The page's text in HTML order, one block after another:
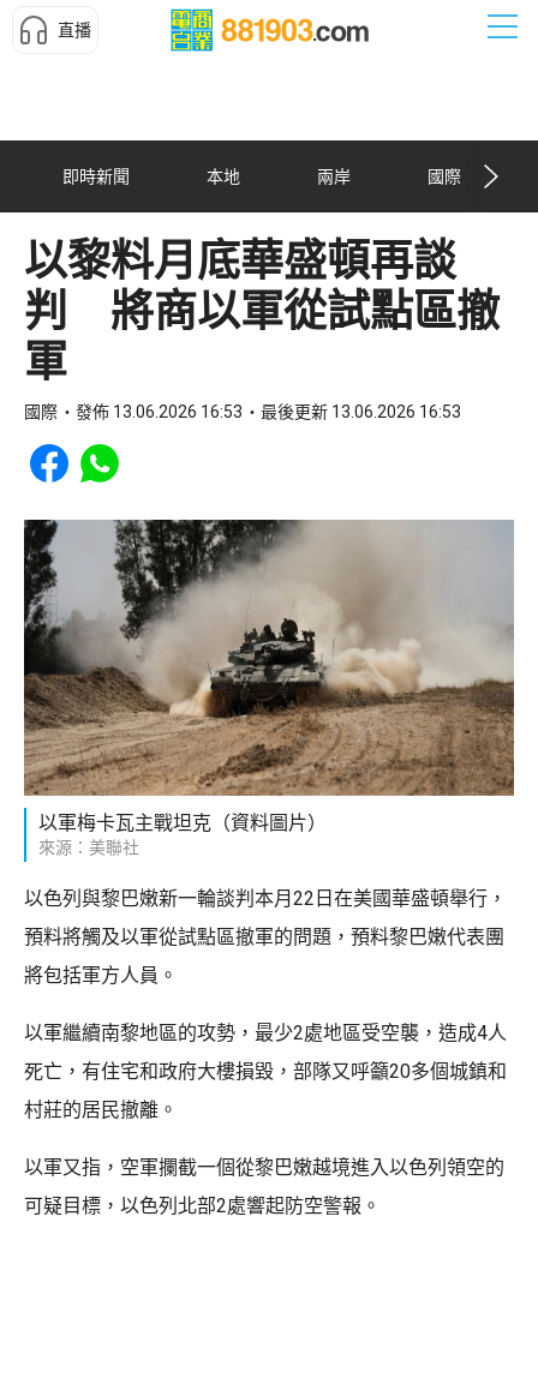
直播
即時新聞 本地 兩岸 國際
以黎料月底華盛頓再談
判 將商以軍從試點區撤
軍
國際 發佈 13.06.2026 16:53 最後更新 13.06.2026 16:53
Share to Facebook
Share to WhatsApp
以軍梅卡瓦主戰坦克（資料圖片）
來源：美聯社
以色列與黎巴嫩新一輪談判本月22日在美國華盛頓舉行，
預料將觸及以軍從試點區撤軍的問題，預料黎巴嫩代表團
將包括軍方人員。
以軍繼續南黎地區的攻勢，最少2處地區受空襲，造成4人
死亡，有住宅和政府大樓損毀，部隊又呼籲20多個城鎮和
村莊的居民撤離。
以軍又指，空軍攔截一個從黎巴嫩越境進入以色列領空的
可疑目標，以色列北部2處響起防空警報。